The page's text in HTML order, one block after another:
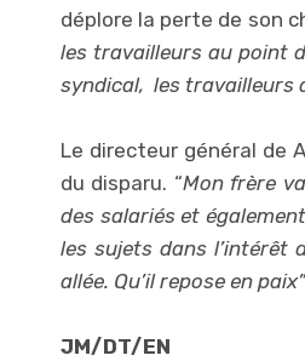
déplore la perte de son
les travailleurs au point
syndical, les travailleurs
Le directeur général de
du disparu. “Mon frère
des salariés et
les sujets dans l’intérêt
allée. Qu’il repose en paix”
JM/DT/EN